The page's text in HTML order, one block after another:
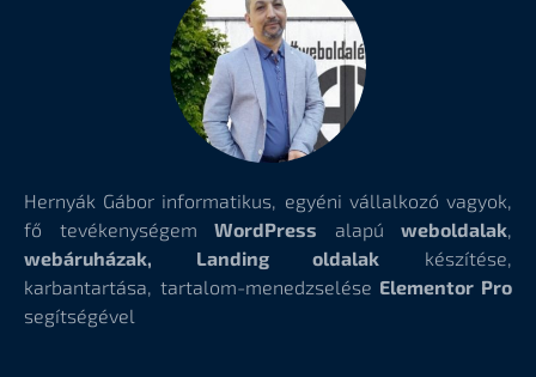
Hernyák Gábor informatikus, egyéni vállalkozó vagyok,
fő tevékenységem WordPress alapú weboldalak,
webáruházak, Landing oldalak készítése,
karbantartása, tartalom-menedzselése Elementor Pro
segítségével